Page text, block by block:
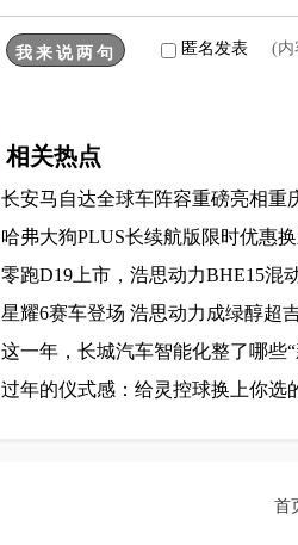
匿名发表 (
相关热点
长安马自达全球车阵容重磅亮相重
哈弗大狗PLUS长续航版限时优惠
零跑D19上市，浩思动力BHE15混
星耀6赛车登场 浩思动力成绿醇超
这一年，长城汽车智能化整了哪些
过年的仪式感：给灵控球换上你选
首